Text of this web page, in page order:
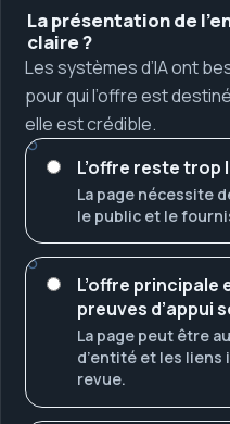
La présentation de
claire ?
Les systèmes d’IA ont
pour qui l’offre est
elle est crédible.
L’offre reste trop
La page nécessite
le public et le
L’offre principale
preuves d’appui
La page peut être
d’entité et les
revue.